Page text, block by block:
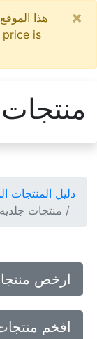
price is
منتجات
دليل المنتجات
منتجات جلديه
ارخص
افخم منتجات